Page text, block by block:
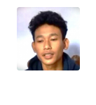
SUKABUMI
WN
PURWAKARTA